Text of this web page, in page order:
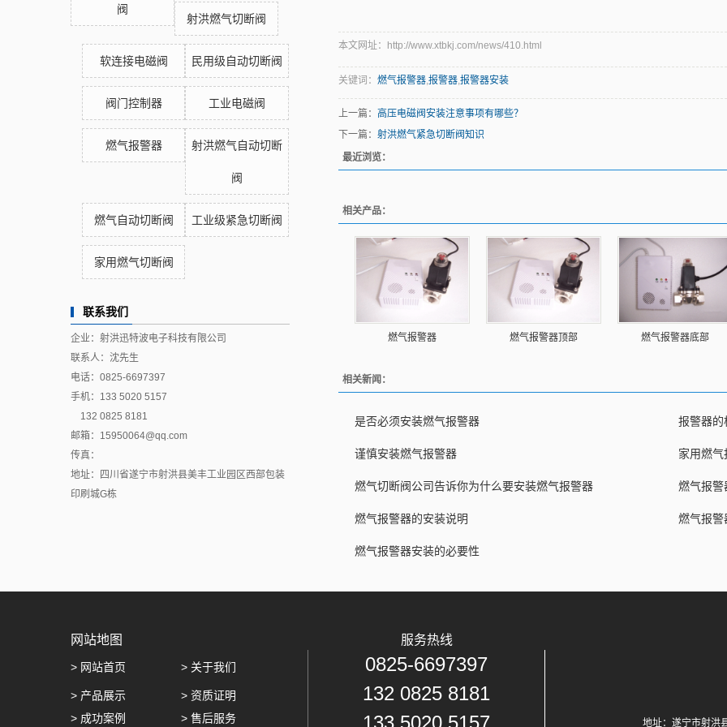
阀
射洪燃气切断阀
软连接电磁阀 民用级自动切断阀
阀门控制器 工业电磁阀
燃气报警器 射洪燃气自动切断
阀
燃气自动切断阀 工业级紧急切断阀
家用燃气切断阀
联系我们
企业：射洪迅特波电子科技有限公司
联系人：沈先生
电话：0825-6697397
手机：133 5020 5157
132 0825 8181
邮箱：15950064@qq.com
传真：
地址：四川省遂宁市射洪县美丰工业园区西部包装
印刷城G栋
本文网址：http://www.xtbkj.com/news/410.html
关键词： 燃气报警器,报警器,报警器安装
上一篇： 高压电磁阀安装注意事项有哪些？
下一篇： 射洪燃气紧急切断阀知识
最近浏览：
相关产品：
燃气报警器 燃气报警器顶部 燃气报警器底部
相关新闻：
是否必须安装燃气报警器 报警器的
谨慎安装燃气报警器 家用燃
燃气切断阀公司告诉你为什么要安装燃气报警器 燃气报警
燃气报警器的安装说明 燃气报警
燃气报警器安装的必要性
网站地图
> 网站首页 > 关于我们
> 产品展示 > 资质证明
> 成功案例 > 售后服务 地址：遂宁市射洪
服务热线
0825-6697397
132 0825 8181
133 5020 5157